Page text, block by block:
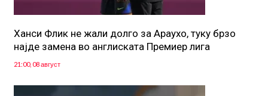
Ханси Флик не жали долго за Араухо, туку брзо
најде замена во англиската Премиер лига
21:00, 08 август